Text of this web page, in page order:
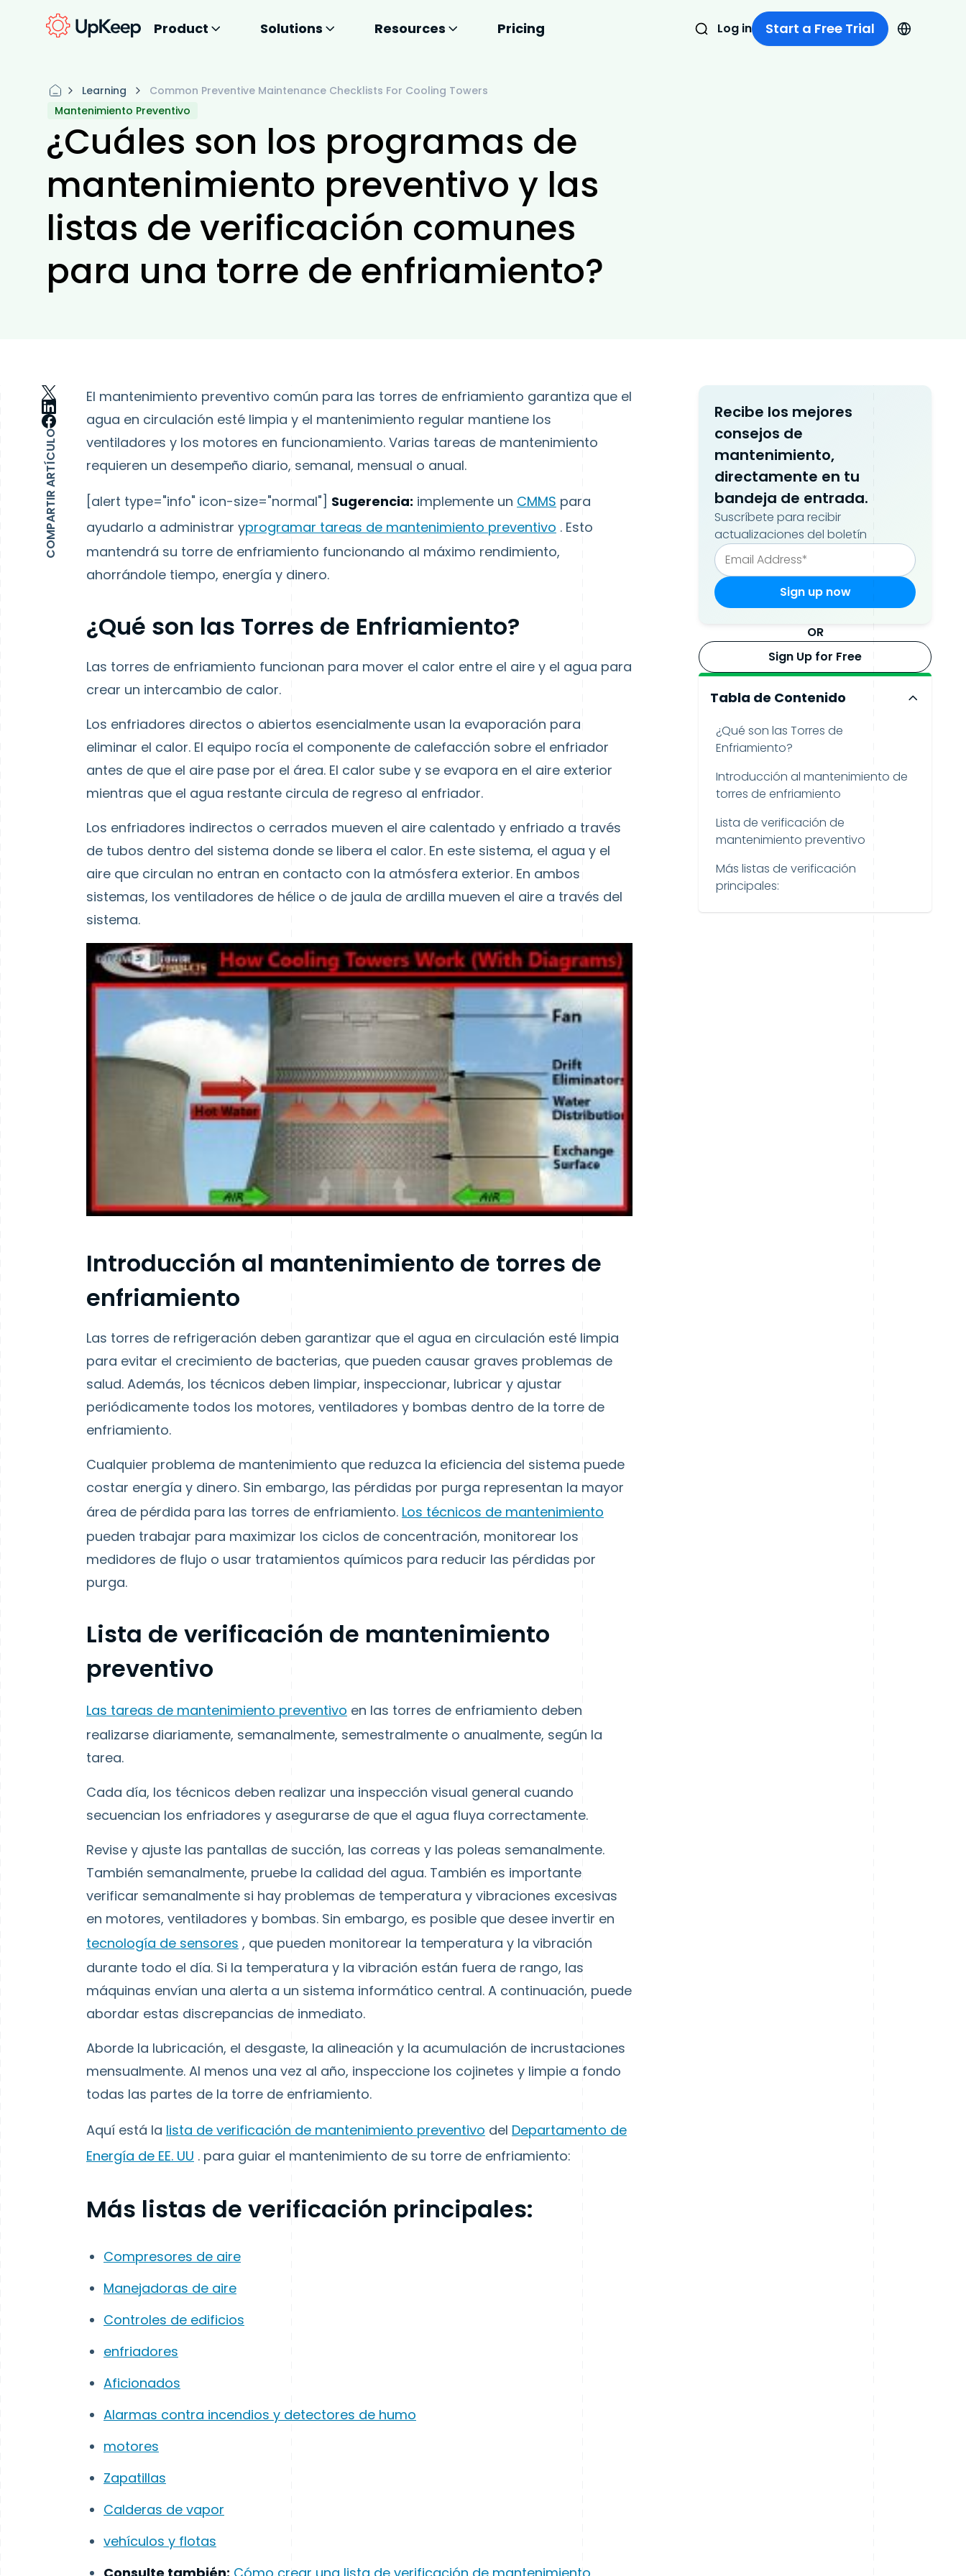
Product Solutions Resources Pricing Log in Start a Free Trial
Learning
Common Preventive Maintenance Checklists For Cooling Towers
Mantenimiento Preventivo
¿Cuáles son los programas de
mantenimiento preventivo y las
listas de verificación comunes
para una torre de enfriamiento?
COMPARTIR ARTÍCULO
El mantenimiento preventivo común para las torres de enfriamiento garantiza que el
agua en circulación esté limpia y el mantenimiento regular mantiene los
ventiladores y los motores en funcionamiento. Varias tareas de mantenimiento
requieren un desempeño diario, semanal, mensual o anual.
[alert type="info" icon-size="normal"] Sugerencia: implemente un CMMS para
ayudarlo a administrar yprogramar tareas de mantenimiento preventivo . Esto
mantendrá su torre de enfriamiento funcionando al máximo rendimiento,
ahorrándole tiempo, energía y dinero.
¿Qué son las Torres de Enfriamiento?
Las torres de enfriamiento funcionan para mover el calor entre el aire y el agua para
crear un intercambio de calor.
Los enfriadores directos o abiertos esencialmente usan la evaporación para
eliminar el calor. El equipo rocía el componente de calefacción sobre el enfriador
antes de que el aire pase por el área. El calor sube y se evapora en el aire exterior
mientras que el agua restante circula de regreso al enfriador.
Los enfriadores indirectos o cerrados mueven el aire calentado y enfriado a través
de tubos dentro del sistema donde se libera el calor. En este sistema, el agua y el
aire que circulan no entran en contacto con la atmósfera exterior. En ambos
sistemas, los ventiladores de hélice o de jaula de ardilla mueven el aire a través del
sistema.
Introducción al mantenimiento de torres de
enfriamiento
Las torres de refrigeración deben garantizar que el agua en circulación esté limpia
para evitar el crecimiento de bacterias, que pueden causar graves problemas de
salud. Además, los técnicos deben limpiar, inspeccionar, lubricar y ajustar
periódicamente todos los motores, ventiladores y bombas dentro de la torre de
enfriamiento.
Cualquier problema de mantenimiento que reduzca la eficiencia del sistema puede
costar energía y dinero. Sin embargo, las pérdidas por purga representan la mayor
área de pérdida para las torres de enfriamiento. Los técnicos de mantenimiento
pueden trabajar para maximizar los ciclos de concentración, monitorear los
medidores de flujo o usar tratamientos químicos para reducir las pérdidas por
purga.
Lista de verificación de mantenimiento
preventivo
Las tareas de mantenimiento preventivo en las torres de enfriamiento deben
realizarse diariamente, semanalmente, semestralmente o anualmente, según la
tarea.
Cada día, los técnicos deben realizar una inspección visual general cuando
secuencian los enfriadores y asegurarse de que el agua fluya correctamente.
Revise y ajuste las pantallas de succión, las correas y las poleas semanalmente.
También semanalmente, pruebe la calidad del agua. También es importante
verificar semanalmente si hay problemas de temperatura y vibraciones excesivas
en motores, ventiladores y bombas. Sin embargo, es posible que desee invertir en
tecnología de sensores , que pueden monitorear la temperatura y la vibración
durante todo el día. Si la temperatura y la vibración están fuera de rango, las
máquinas envían una alerta a un sistema informático central. A continuación, puede
abordar estas discrepancias de inmediato.
Aborde la lubricación, el desgaste, la alineación y la acumulación de incrustaciones
mensualmente. Al menos una vez al año, inspeccione los cojinetes y limpie a fondo
todas las partes de la torre de enfriamiento.
Aquí está la lista de verificación de mantenimiento preventivo del Departamento de
Energía de EE. UU . para guiar el mantenimiento de su torre de enfriamiento:
Más listas de verificación principales:
Compresores de aire
Manejadoras de aire
Controles de edificios
enfriadores
Aficionados
Alarmas contra incendios y detectores de humo
motores
Zapatillas
Calderas de vapor
vehículos y flotas
Recibe los mejores
consejos de
mantenimiento,
directamente en tu
bandeja de entrada.
Suscríbete para recibir
actualizaciones del boletín
OR
Sign Up for Free
Tabla de Contenido
¿Qué son las Torres de
Enfriamiento?
Introducción al mantenimiento de
torres de enfriamiento
Lista de verificación de
mantenimiento preventivo
Más listas de verificación
principales: